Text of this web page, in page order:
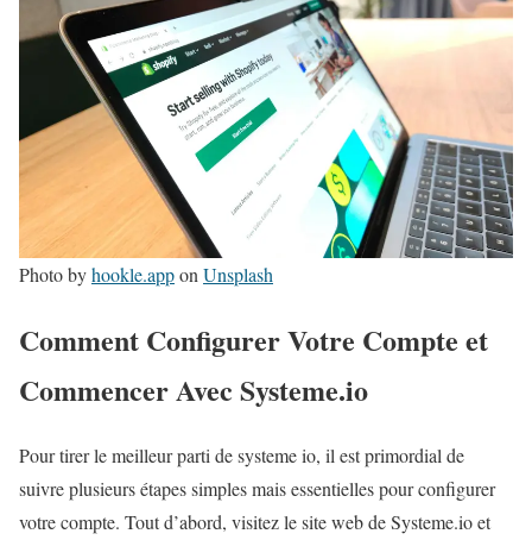
Photo byhookle.apponUnsplash
Comment Configurer Votre Compte et
Commencer Avec Systeme.io
Pour tirer le meilleur parti de systeme io, il est primordial de
suivre plusieurs étapes simples mais essentielles pour configurer
votre compte. Tout d’abord, visitez le site web de Systeme.io et